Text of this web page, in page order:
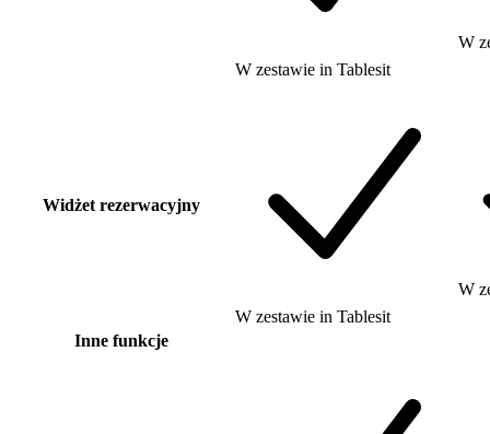
W zestawie in Tablesit
W
Widżet rezerwacyjny
W zestawie in Tablesit
W
Inne funkcje